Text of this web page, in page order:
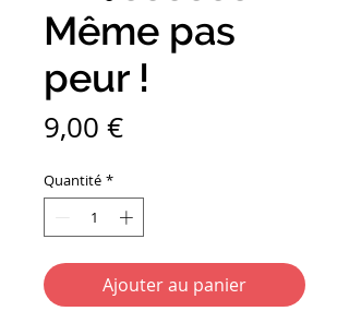
Même pas
peur !
9,00 €Prix
Quantité *
Ajouter au panier